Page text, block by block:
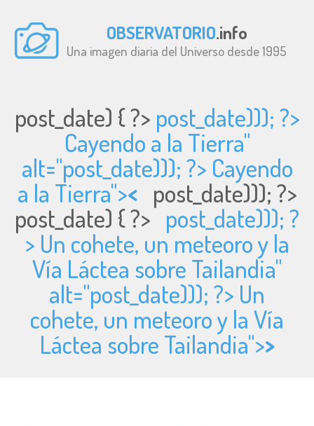
OBSERVATORIO.info
Una imagen diaria del Universo desde 1995
post_date) { ?> post_date))); ?>
Cayendo a la Tierra"
alt="post_date))); ?> Cayendo
a la Tierra">< post_date))); ?>
post_date) { ?> post_date))); ?
> Un cohete, un meteoro y la
Vía Láctea sobre Tailandia"
alt="post_date))); ?> Un
cohete, un meteoro y la Vía
Láctea sobre Tailandia">>